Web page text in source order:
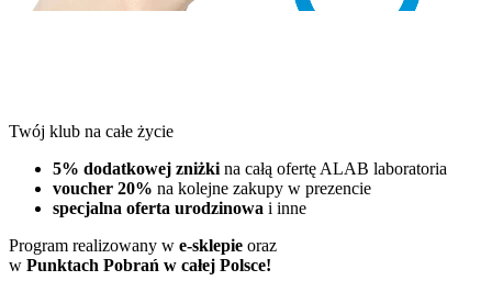
Twój klub na całe życie
5% dodatkowej zniżki na całą ofertę ALAB laboratoria
voucher 20% na kolejne zakupy w prezencie
specjalna oferta urodzinowa i inne
Program realizowany w e-sklepie oraz
w Punktach Pobrań w całej Polsce!